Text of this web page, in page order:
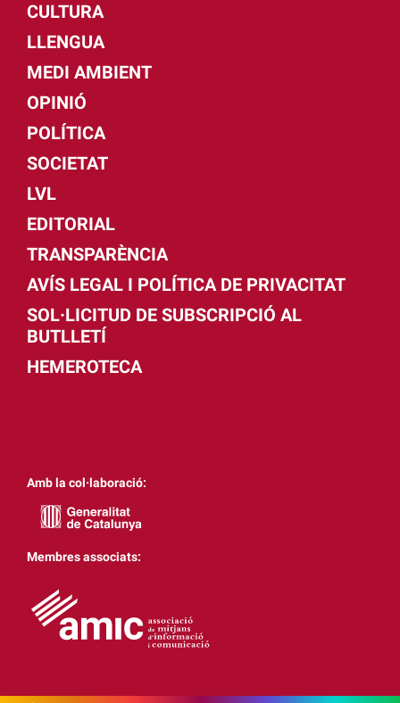
CULTURA
LLENGUA
MEDI AMBIENT
OPINIÓ
POLÍTICA
SOCIETAT
LVL
EDITORIAL
TRANSPARÈNCIA
AVÍS LEGAL I POLÍTICA DE PRIVACITAT
SOL·LICITUD DE SUBSCRIPCIÓ AL
BUTLLETÍ
HEMEROTECA
Amb la col·laboració:
Membres associats: